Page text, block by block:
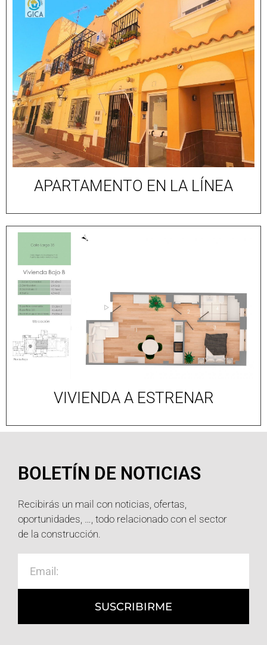
APARTAMENTO EN LA LÍNEA
VIVIENDA A ESTRENAR
BOLETÍN DE NOTICIAS
Recibirás un mail con noticias, ofertas,
oportunidades, …, todo relacionado con el sector
de la construcción.
SUSCRIBIRME